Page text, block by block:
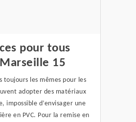
pour tous
15
toujours les mêmes pour les
adopter des matériaux
impossible d’envisager une
en PVC. Pour la remise en